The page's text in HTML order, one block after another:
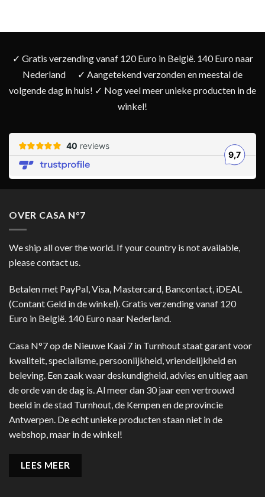
✓ Gratis verzending vanaf 120 Euro in België. 140 Euro naar
Nederland
✓ Aangetekend verzonden en meestal de
volgende dag in huis! ✓ Nog veel meer unieke producten in de
winkel!
OVER CASA N°7
We ship all over the world. If your country is not available,
please contact us.
Betalen met PayPal, Visa, Mastercard, Bancontact, iDEAL
(Contant Geld in de winkel). Gratis verzending vanaf 120
Euro in België. 140 Euro naar Nederland.
Casa N°7 op de Nieuwe Kaai 7 in Turnhout staat garant voor
kwaliteit, specialisme, persoonlijkheid, vriendelijkheid en
beleving. Een zaak waar deskundigheid, advies en uitleg aan
de orde van de dag is. Al meer dan 30 jaar een vertrouwd
beeld in de stad Turnhout, de Kempen en de provincie
Antwerpen. De echt unieke producten staan niet in de
webshop, maar in de winkel!
LEES MEER